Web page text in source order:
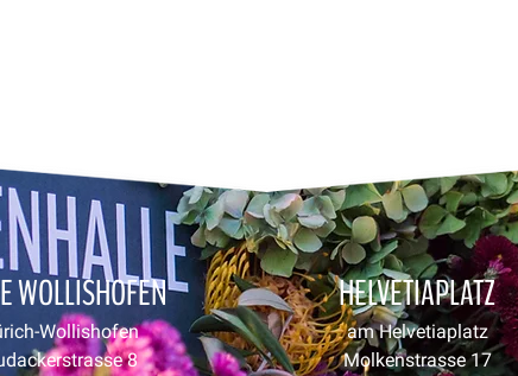
WOLLISHOFEN
Wollishofen
8
HELVETIAPLATZ
am Helvetiaplatz
Molkenstrasse 17